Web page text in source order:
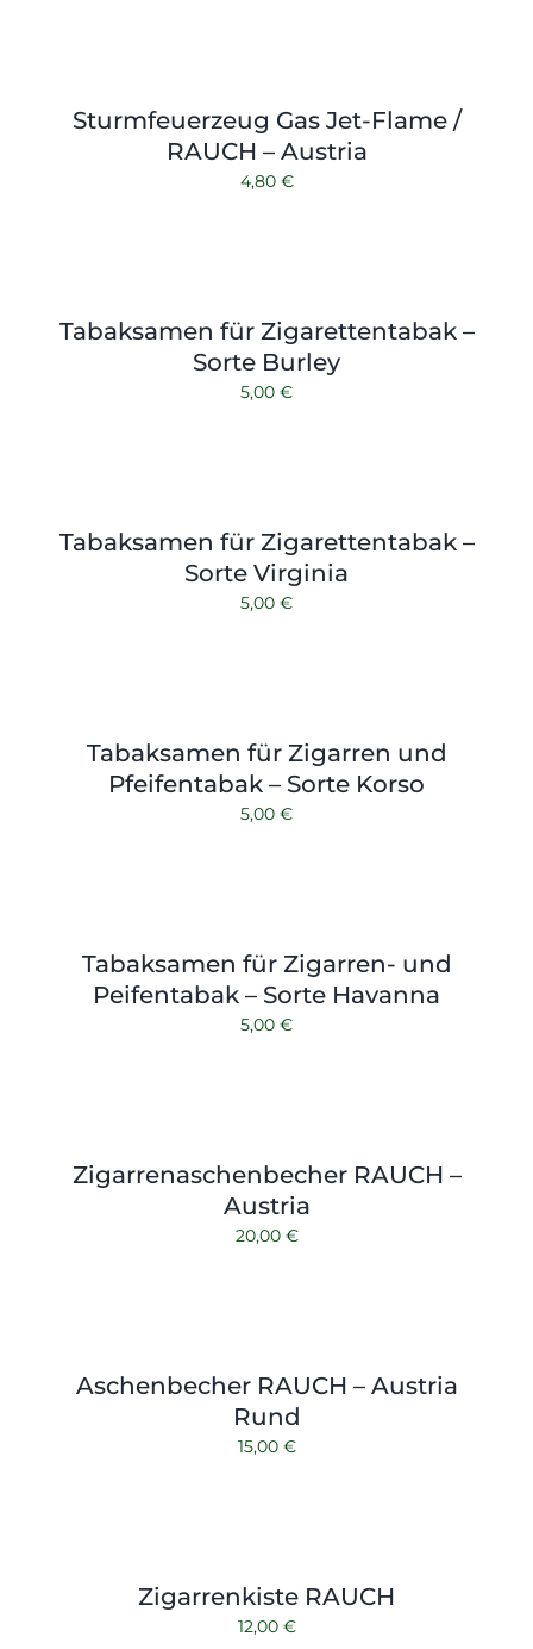
Sturmfeuerzeug Gas Jet-Flame /
RAUCH – Austria
4,80 €
Tabaksamen für Zigarettentabak –
Sorte Burley
5,00 €
Tabaksamen für Zigarettentabak –
Sorte Virginia
5,00 €
Tabaksamen für Zigarren und
Pfeifentabak – Sorte Korso
5,00 €
Tabaksamen für Zigarren- und
Peifentabak – Sorte Havanna
5,00 €
Zigarrenaschenbecher RAUCH –
Austria
20,00 €
Aschenbecher RAUCH – Austria
Rund
15,00 €
Zigarrenkiste RAUCH
12,00 €